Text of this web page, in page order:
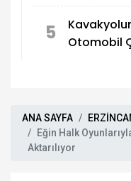
5
Otomobil
ANA SAYFA
Eğin Halk
Aktarılıyor